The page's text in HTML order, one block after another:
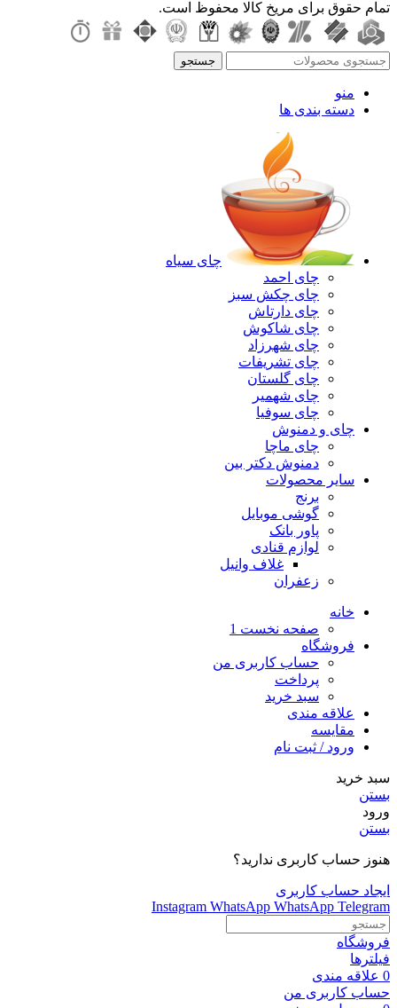
تمام حقوق برای مریخ کالا محفوظ است.
جستجو
منو
دسته بندی ها
چای سیاه
چای احمد
چای چکش سبز
چای دارتاش
چای شاکوش
چای شهرزاد
چای تشریفات
چای گلستان
چای شهمیر
چای سوفیا
چای و دمنوش
چای ماچا
دمنوش دکتر بین
سایر محصولات
برنج
گوشی موبایل
پاور بانک
لوازم قنادی
غلاف وانیل
زعفران
خانه
صفحه نخست 1
فروشگاه
حساب کاربری من
پرداخت
سبد خرید
علاقه مندی
مقایسه
ورود / ثبت نام
سبد خرید
بستن
ورود
بستن
هنوز حساب کاربری ندارید؟
ایجاد حساب کاربری
Instagram WhatsApp WhatsApp Telegram
فروشگاه
فیلترها
0 علاقه مندی
حساب کاربری من